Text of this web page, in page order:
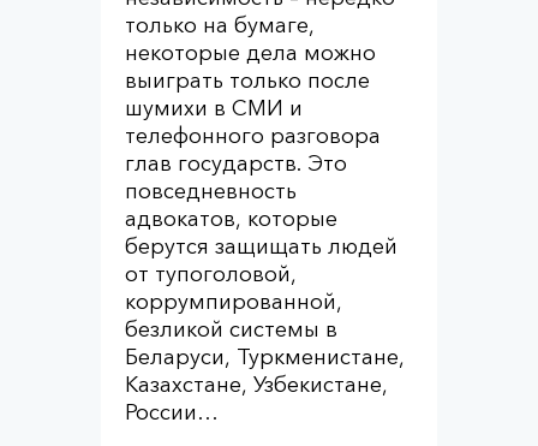
только на бумаге,
некоторые дела можно
выиграть только после
шумихи в СМИ и
телефонного разговора
глав государств. Это
повседневность
адвокатов, которые
берутся защищать людей
от тупоголовой,
коррумпированной,
безликой системы в
Беларуси, Туркменистане,
Казахстане, Узбекистане,
России…